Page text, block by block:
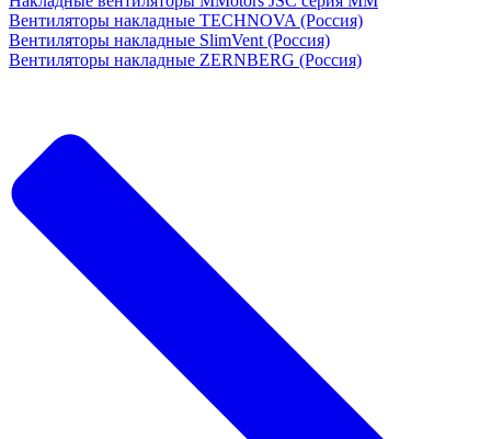
Вентиляторы накладные TECHNOVA (Россия)
Вентиляторы накладные SlimVent (Россия)
Вентиляторы накладные ZERNBERG (Россия)